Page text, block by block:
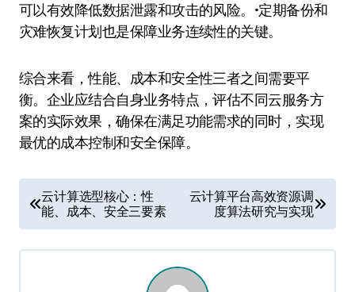
可以有效降低数据泄露和攻击的风险。•定期备份和
灾难恢复计划也是保障业务连续性的关键。
综合来看，性能、成本和安全性三者之间需要平
衡。企业应结合自身业务特点，评估不同云服务方
案的实际效果，确保在满足功能需求的同时，实现
最优的成本控制和安全保障。
章
导
云计算选型核心：性
能、成本、安全三要素
云计算平台高效资源调
度算法研究与实现